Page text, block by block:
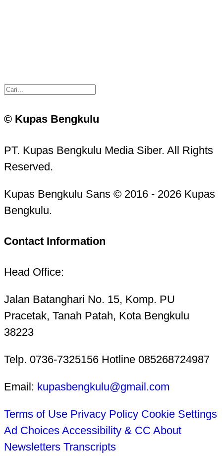
© Kupas Bengkulu
PT. Kupas Bengkulu Media Siber. All Rights
Reserved.
Kupas Bengkulu Sans © 2016 - 2026 Kupas
Bengkulu.
Contact Information
Head Office:
Jalan Batanghari No. 15, Komp. PU
Pracetak, Tanah Patah, Kota Bengkulu
38223
Telp. 0736-7325156 Hotline 085268724987
Email: kupasbengkulu@gmail.com
Terms of Use Privacy Policy Cookie Settings
Ad Choices Accessibility & CC About
Newsletters Transcripts